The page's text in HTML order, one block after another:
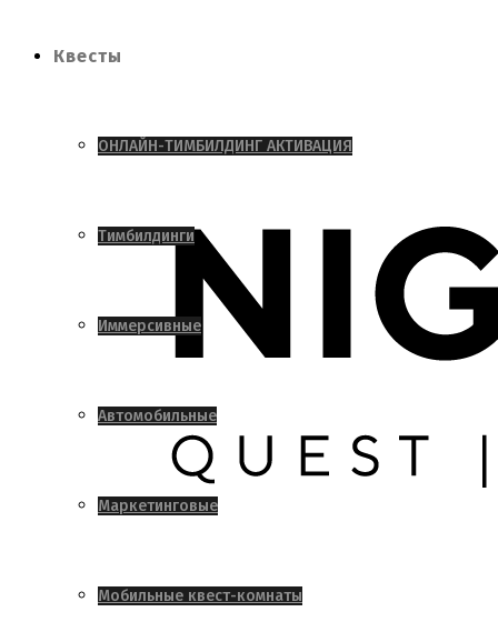
Квесты
ОНЛАЙН-ТИМБИЛДИНГ АКТИВАЦИЯ
Тимбилдинги
Иммерсивные
Автомобильные
Маркетинговые
Мобильные квест-комнаты